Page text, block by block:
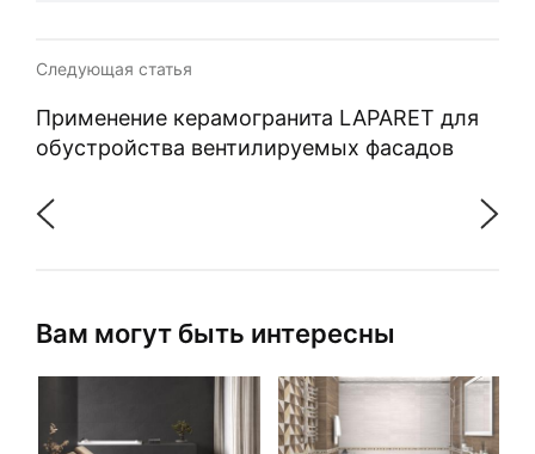
Следующая статья
Применение керамогранита LAPARET для
обустройства вентилируемых фасадов
Вам могут быть интересны